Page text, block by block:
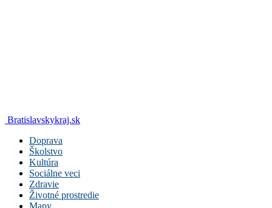
Bratislavskykraj.sk
Doprava
Školstvo
Kultúra
Sociálne veci
Zdravie
Životné prostredie
Mapy